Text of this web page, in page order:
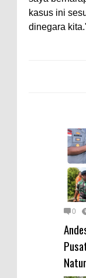
kasus ini
dinegara
0